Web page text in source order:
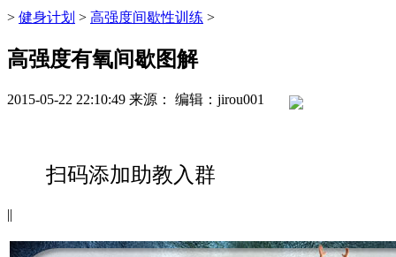
> 健身计划 > 高强度间歇性训练 >
高强度有氧间歇图解
2015-05-22 22:10:49 来源： 编辑：jirou001
扫码添加助教入群
||